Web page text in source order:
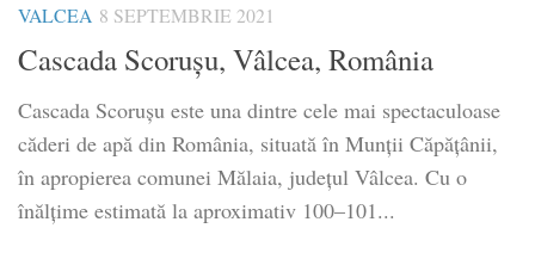
VALCEA 8 SEPTEMBRIE 2021
Cascada Scorușu, Vâlcea, România
Cascada Scorușu este una dintre cele mai spectaculoase
căderi de apă din România, situată în Munții Căpățânii,
în apropierea comunei Mălaia, județul Vâlcea. Cu o
înălțime estimată la aproximativ 100–101...